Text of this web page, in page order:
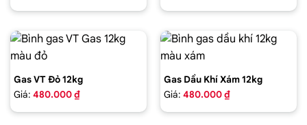
Gas VT Đỏ 12kg
Giá: 480.000 ₫
Gas Dầu Khí Xám 12kg
Giá: 480.000 ₫